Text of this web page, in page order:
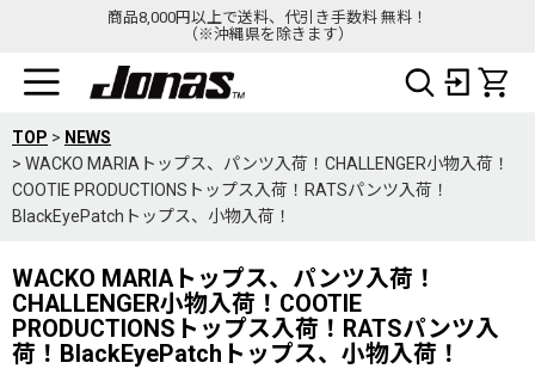
商品8,000円以上で送料、代引き手数料 無料！
（※沖縄県を除きます）
TOP > NEWS
> WACKO MARIAトップス、パンツ入荷！CHALLENGER小物入荷！
COOTIE PRODUCTIONSトップス入荷！RATSパンツ入荷！
BlackEyePatchトップス、小物入荷！
WACKO MARIAトップス、パンツ入荷！
CHALLENGER小物入荷！COOTIE
PRODUCTIONSトップス入荷！RATSパンツ入
荷！BlackEyePatchトップス、小物入荷！